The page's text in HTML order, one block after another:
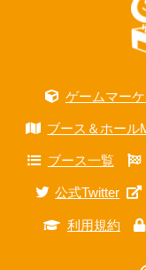
ゲームマー
ブース＆ホール
ブース一覧
公式Twitter
利用規約